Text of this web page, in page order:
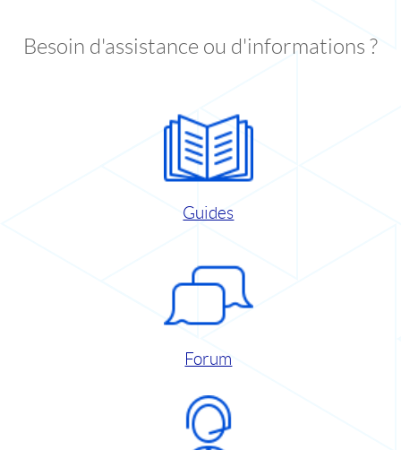
Besoin d'assistance ou d'informations ?
Guides
Forum